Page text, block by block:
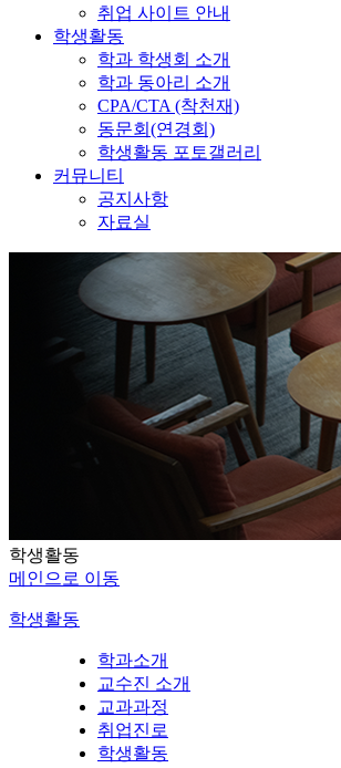
취업 사이트 안내
학생활동
학과 학생회 소개
학과 동아리 소개
CPA/CTA (착천재)
동문회(연경회)
학생활동 포토갤러리
커뮤니티
공지사항
자료실
학생활동
메인으로 이동
학생활동
학과소개
교수진 소개
교과과정
취업진로
학생활동